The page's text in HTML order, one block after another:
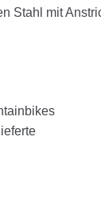
Stahl mit